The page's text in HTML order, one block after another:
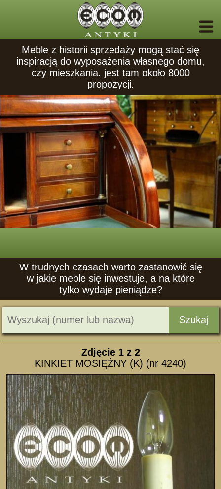
Meble z historii sprzedaży mogą stać się
inspiracją do wyposażenia własnego domu,
czy mieszkania. jest tam około 8000
propozycji.
W trudnych czasach warto zastanowić się
w jakie meble się inwestuje, a na które
tylko wydaje pieniądze?
Szukaj
Zdjęcie 1z 2
KINKIET MOSIĘŻNY (K) (nr 4240)